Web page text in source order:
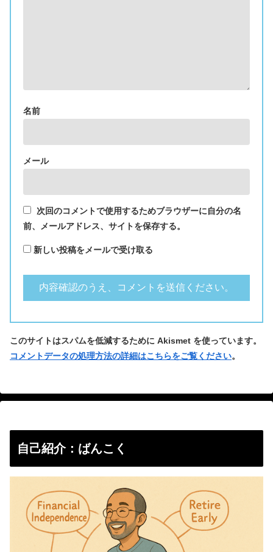
名前
メール
次回のコメントで使用するためブラウザーに自分の名
前、メールアドレス、サイトを保存する。
新しい投稿をメールで受け取る
このサイトはスパムを低減するために Akismet を使っています。
コメントデータの処理方法の詳細はこちらをご覧ください。
自己紹介：ばんこく